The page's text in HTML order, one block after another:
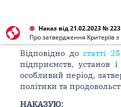
Наказ від 21.02.2023 № 223